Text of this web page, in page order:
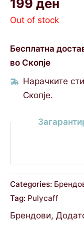
Out of stock
Бесплатна
во Скопје
Нарачките
Скопје.
Categories:
Tag: Pulycaff
Брендови,